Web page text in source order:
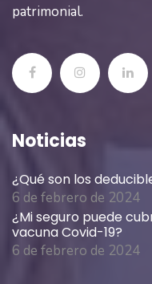
patrimonial.
Noticias
¿Qué son los
6 de febrero de 2024
¿Mi seguro puede
vacuna Covid-19?
6 de febrero de 2024